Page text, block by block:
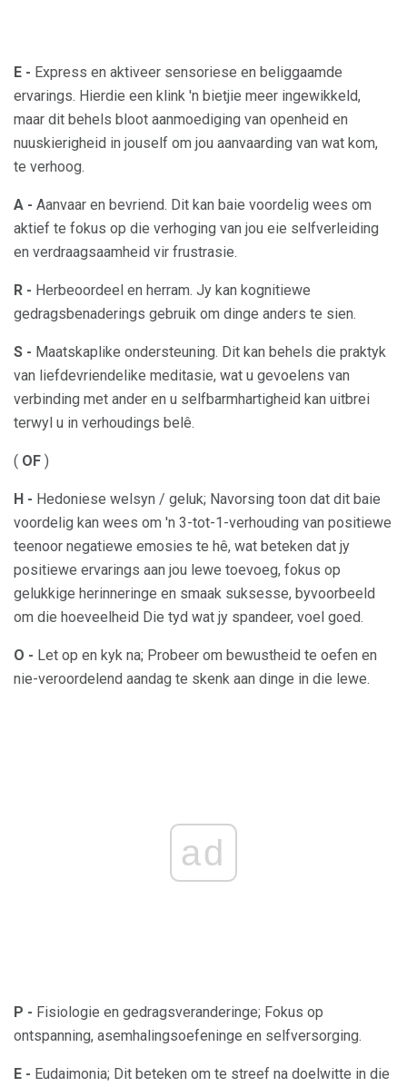
E - Express en aktiveer sensoriese en beliggaamde
ervarings. Hierdie een klink 'n bietjie meer ingewikkeld,
maar dit behels bloot aanmoediging van openheid en
nuuskierigheid in jouself om jou aanvaarding van wat kom,
te verhoog.
A - Aanvaar en bevriend. Dit kan baie voordelig wees om
aktief te fokus op die verhoging van jou eie selfverleiding
en verdraagsaamheid vir frustrasie.
R - Herbeoordeel en herram. Jy kan kognitiewe
gedragsbenaderings gebruik om dinge anders te sien.
S - Maatskaplike ondersteuning. Dit kan behels die praktyk
van liefdevriendelike meditasie, wat u gevoelens van
verbinding met ander en u selfbarmhartigheid kan uitbrei
terwyl u in verhoudings belê.
( OF )
H - Hedoniese welsyn / geluk; Navorsing toon dat dit baie
voordelig kan wees om 'n 3-tot-1-verhouding van positiewe
teenoor negatiewe emosies te hê, wat beteken dat jy
positiewe ervarings aan jou lewe toevoeg, fokus op
gelukkige herinneringe en smaak suksesse, byvoorbeeld
om die hoeveelheid Die tyd wat jy spandeer, voel goed.
O - Let op en kyk na; Probeer om bewustheid te oefen en
nie-veroordelend aandag te skenk aan dinge in die lewe.
ad
P - Fisiologie en gedragsveranderinge; Fokus op
ontspanning, asemhalingsoefeninge en selfversorging.
E - Eudaimonia; Dit beteken om te streef na doelwitte in die